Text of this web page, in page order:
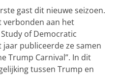
gast dit nieuwe seizoen.
verbonden aan het
of Democratic
publiceerde ze samen
Trump Carnival”. In dit
tussen Trump en